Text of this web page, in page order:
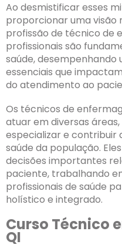
Ao desmistificar esses
proporcionar uma visão
profissão de técnico de
profissionais são
saúde, desempenhando
essenciais que
do atendimento ao
Os técnicos de
atuar em diversas
especializar e contribuir
saúde da população.
decisões importantes
paciente, trabalhando
profissionais de saúde
holístico e integrado.
Curso Técnico
QI